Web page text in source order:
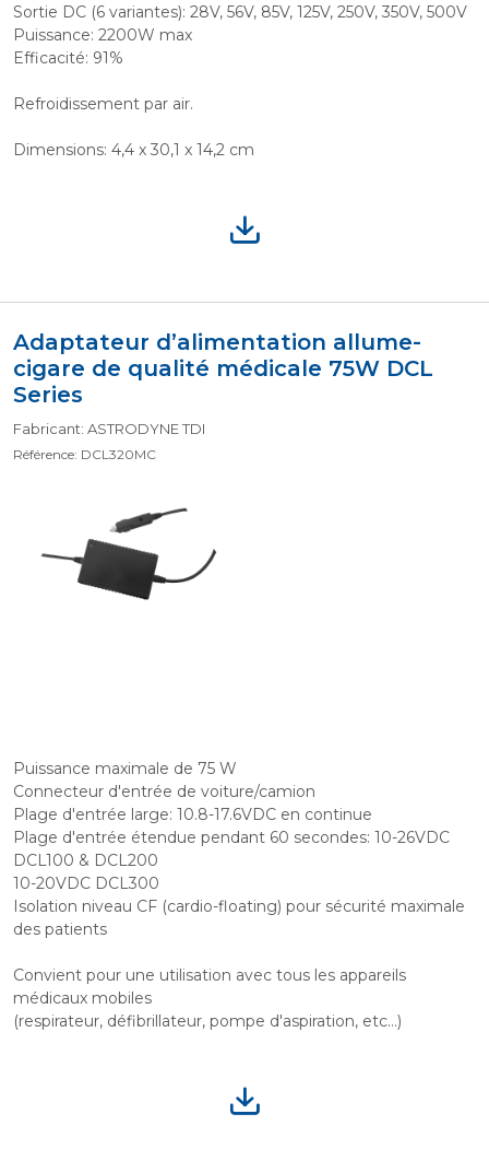
Sortie DC (6 variantes): 28V, 56V, 85V, 125V, 250V, 350V, 500V
Puissance: 2200W max
Efficacité: 91%
Refroidissement par air.
Dimensions: 4,4 x 30,1 x 14,2 cm
Adaptateur d’alimentation allume-
cigare de qualité médicale 75W DCL
Series
Fabricant: ASTRODYNE TDI
Référence: DCL320MC
Puissance maximale de 75 W
Connecteur d'entrée de voiture/camion
Plage d'entrée large: 10.8-17.6VDC en continue
Plage d'entrée étendue pendant 60 secondes: 10-26VDC
DCL100 & DCL200
10-20VDC DCL300
Isolation niveau CF (cardio-floating) pour sécurité maximale
des patients
Convient pour une utilisation avec tous les appareils
médicaux mobiles
(respirateur, défibrillateur, pompe d'aspiration, etc...)